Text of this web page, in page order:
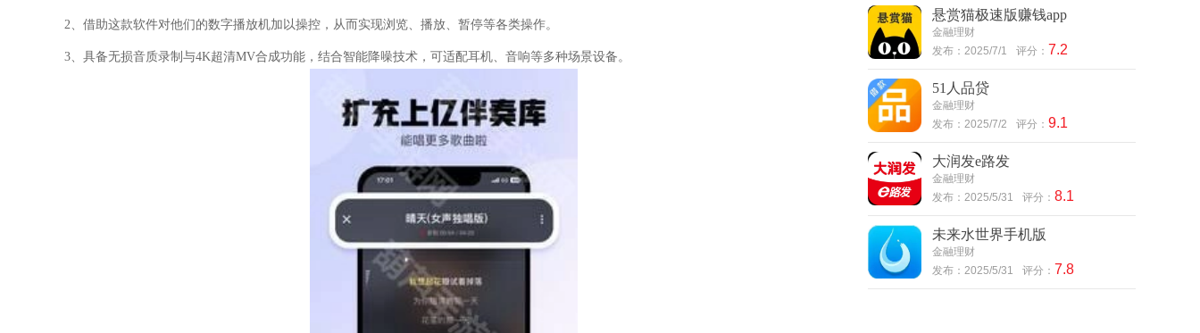
2、借助这款软件对他们的数字播放机加以操控，从而实现浏览、播放、暂停等各类操作。
3、具备无损音质录制与4K超清MV合成功能，结合智能降噪技术，可适配耳机、音响等多种场景设备。
悬赏猫极速版赚钱app
金融理财
发布：2025/7/1
评分： 7.2
51人品贷
金融理财
发布：2025/7/2
评分： 9.1
大润发e路发
金融理财
发布：2025/5/31
评分： 8.1
未来水世界手机版
金融理财
发布：2025/5/31
评分： 7.8